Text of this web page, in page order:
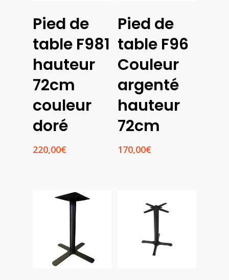
Ajouter
Au
Panier
Pied de
table F981
hauteur
72cm
couleur
doré
220,00€
Ajouter
Au
Panier
Pied de
table F96
Couleur
argenté
hauteur
72cm
170,00€